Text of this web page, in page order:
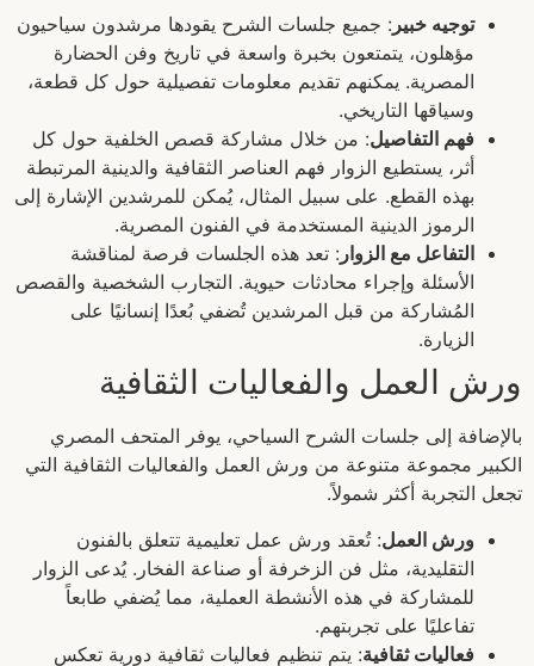
توجيه خبير : جميع جلسات الشرح يقودها مرشدون سياحيون
مؤهلون، يتمتعون بخبرة واسعة في تاريخ وفن الحضارة
المصرية. يمكنهم تقديم معلومات تفصيلية حول كل قطعة،
وسياقها التاريخي.
فهم التفاصيل: من خلال مشاركة قصص الخلفية حول كل
أثر، يستطيع الزوار فهم العناصر الثقافية والدينية المرتبطة
بهذه القطع. على سبيل المثال، يُمكن للمرشدين الإشارة إلى
الرموز الدينية المستخدمة في الفنون المصرية.
التفاعل مع الزوار : تعد هذه الجلسات فرصة لمناقشة
الأسئلة وإجراء محادثات حيوية. التجارب الشخصية والقصص
المُشاركة من قبل المرشدين تُضفي بُعدًا إنسانيًا على
الزيارة.
ورش العمل والفعاليات الثقافية
بالإضافة إلى جلسات الشرح السياحي، يوفر المتحف المصري
الكبير مجموعة متنوعة من ورش العمل والفعاليات الثقافية التي
تجعل التجربة أكثر شمولاً.
ورش العمل: تُعقد ورش عمل تعليمية تتعلق بالفنون
التقليدية، مثل فن الزخرفة أو صناعة الفخار. يُدعى الزوار
للمشاركة في هذه الأنشطة العملية، مما يُضفي طابعاً
تفاعليًا على تجربتهم.
فعاليات ثقافية: يتم تنظيم فعاليات ثقافية دورية تعكس